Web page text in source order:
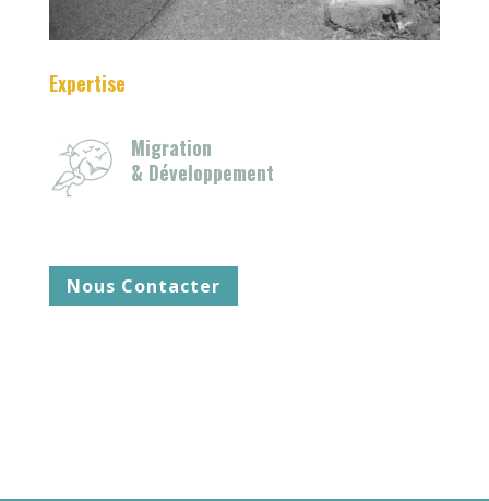
Expertise
Migration
& Développement
Nous Contacter